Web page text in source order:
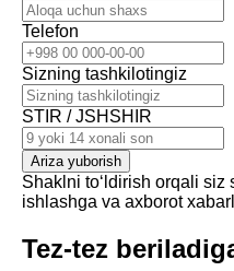
Telefon
Sizning tashkilotingiz
STIR / JSHSHIR
Ariza yuborish
Shaklni toʻldirish orqali siz
ishlashga va axborot
Tez-tez